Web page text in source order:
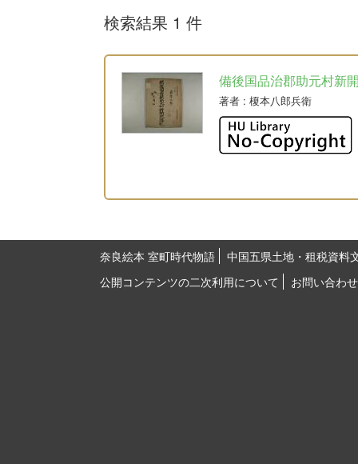
検索結果 1 件
備後国品治郡助元村新
著者 : 榎本八郎兵衛
奈良絵本 室町時代物語
中国五県土地・租税資料
公開コンテンツの二次利用について
お問い合わせ